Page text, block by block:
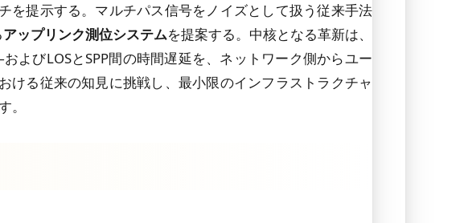
を提示する。マルチパス信号をノイズとして扱う従来手法
アップリンク測位システムを提案する。中核となる革新は、
びLOSとSPP間の時間遅延を、ネットワーク側からユー
ける従来の知見に挑戦し、最小限のインフラストラクチャ
。